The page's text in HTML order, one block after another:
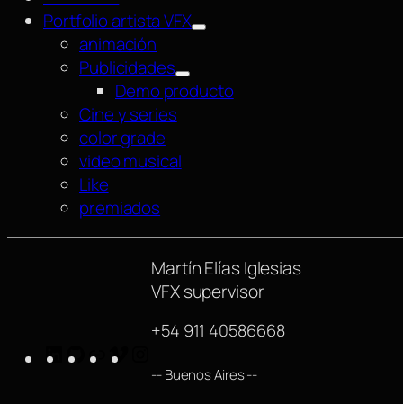
Portfolio artista VFX
animación
Publicidades
Demo producto
Cine y series
color grade
video musical
Like
premiados
LinkedIn
GitHubhttps://www.imdb.com/name/
Martín Elías Iglesias
VFX supervisor
+54 911 40586668
-- Buenos Aires --